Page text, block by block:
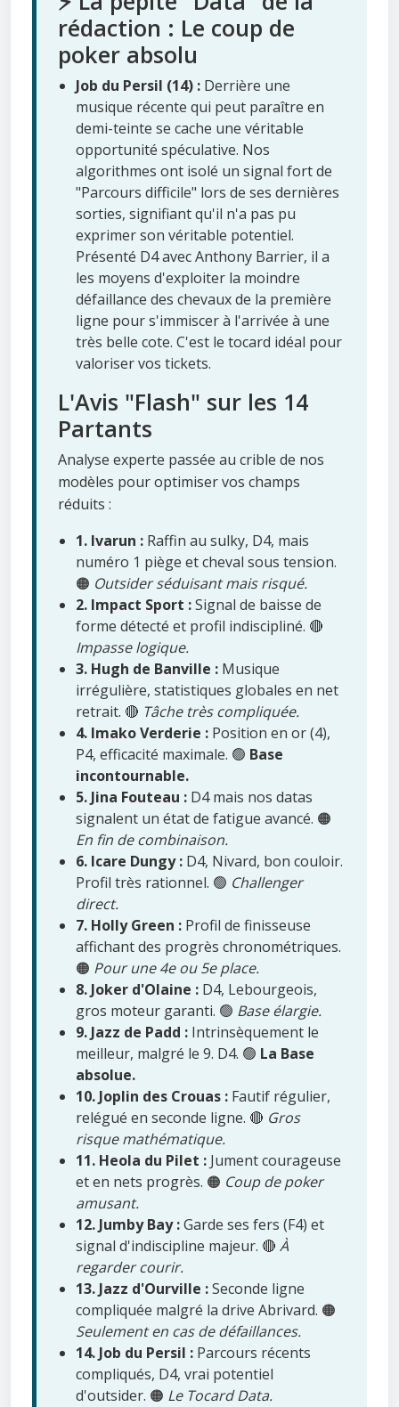
rédaction : Le coup de
poker absolu
Job du Persil (14) : Derrière une
musique récente qui peut paraître en
demi-teinte se cache une véritable
opportunité spéculative. Nos
algorithmes ont isolé un signal fort de
"Parcours difficile" lors de ses dernières
sorties, signifiant qu'il n'a pas pu
exprimer son véritable potentiel.
Présenté D4 avec Anthony Barrier, il a
les moyens d'exploiter la moindre
défaillance des chevaux de la première
ligne pour s'immiscer à l'arrivée à une
très belle cote. C'est le tocard idéal pour
valoriser vos tickets.
L'Avis "Flash" sur les 14
Partants
Analyse experte passée au crible de nos
modèles pour optimiser vos champs
réduits :
1. Ivarun : Raffin au sulky, D4, mais
numéro 1 piège et cheval sous tension.
🟠 Outsider séduisant mais risqué.
2. Impact Sport :Signal de baisse de
forme détecté et profil indiscipliné. 🔴
Impasse logique.
3. Hugh de Banville : Musique
irrégulière, statistiques globales en net
retrait. 🔴 Tâche très compliquée.
4. Imako Verderie : Position en or (4),
P4, efficacité maximale. 🟢 Base
incontournable.
5. Jina Fouteau : D4 mais nos datas
signalent un état de fatigue avancé. 🟠
En fin de combinaison.
6. Icare Dungy : D4, Nivard, bon couloir.
Profil très rationnel. 🟢 Challenger
direct.
7. Holly Green : Profil de finisseuse
affichant des progrès chronométriques.
🟠 Pour une 4e ou 5e place.
8. Joker d'Olaine : D4, Lebourgeois,
gros moteur garanti. 🟢 Base élargie.
9. Jazz de Padd : Intrinsèquement le
meilleur, malgré le 9. D4. 🟢 La Base
absolue.
10. Joplin des Crouas : Fautif régulier,
relégué en seconde ligne. 🔴 Gros
risque mathématique.
11. Heola du Pilet : Jument courageuse
et en nets progrès. 🟠 Coup de poker
amusant.
12. Jumby Bay :Garde ses fers (F4) et
signal d'indiscipline majeur. 🔴 À
regarder courir.
13. Jazz d'Ourville :Seconde ligne
compliquée malgré la drive Abrivard. 🟠
Seulement en cas de défaillances.
14. Job du Persil : Parcours récents
compliqués, D4, vrai potentiel
d'outsider. 🟠 Le Tocard Data.